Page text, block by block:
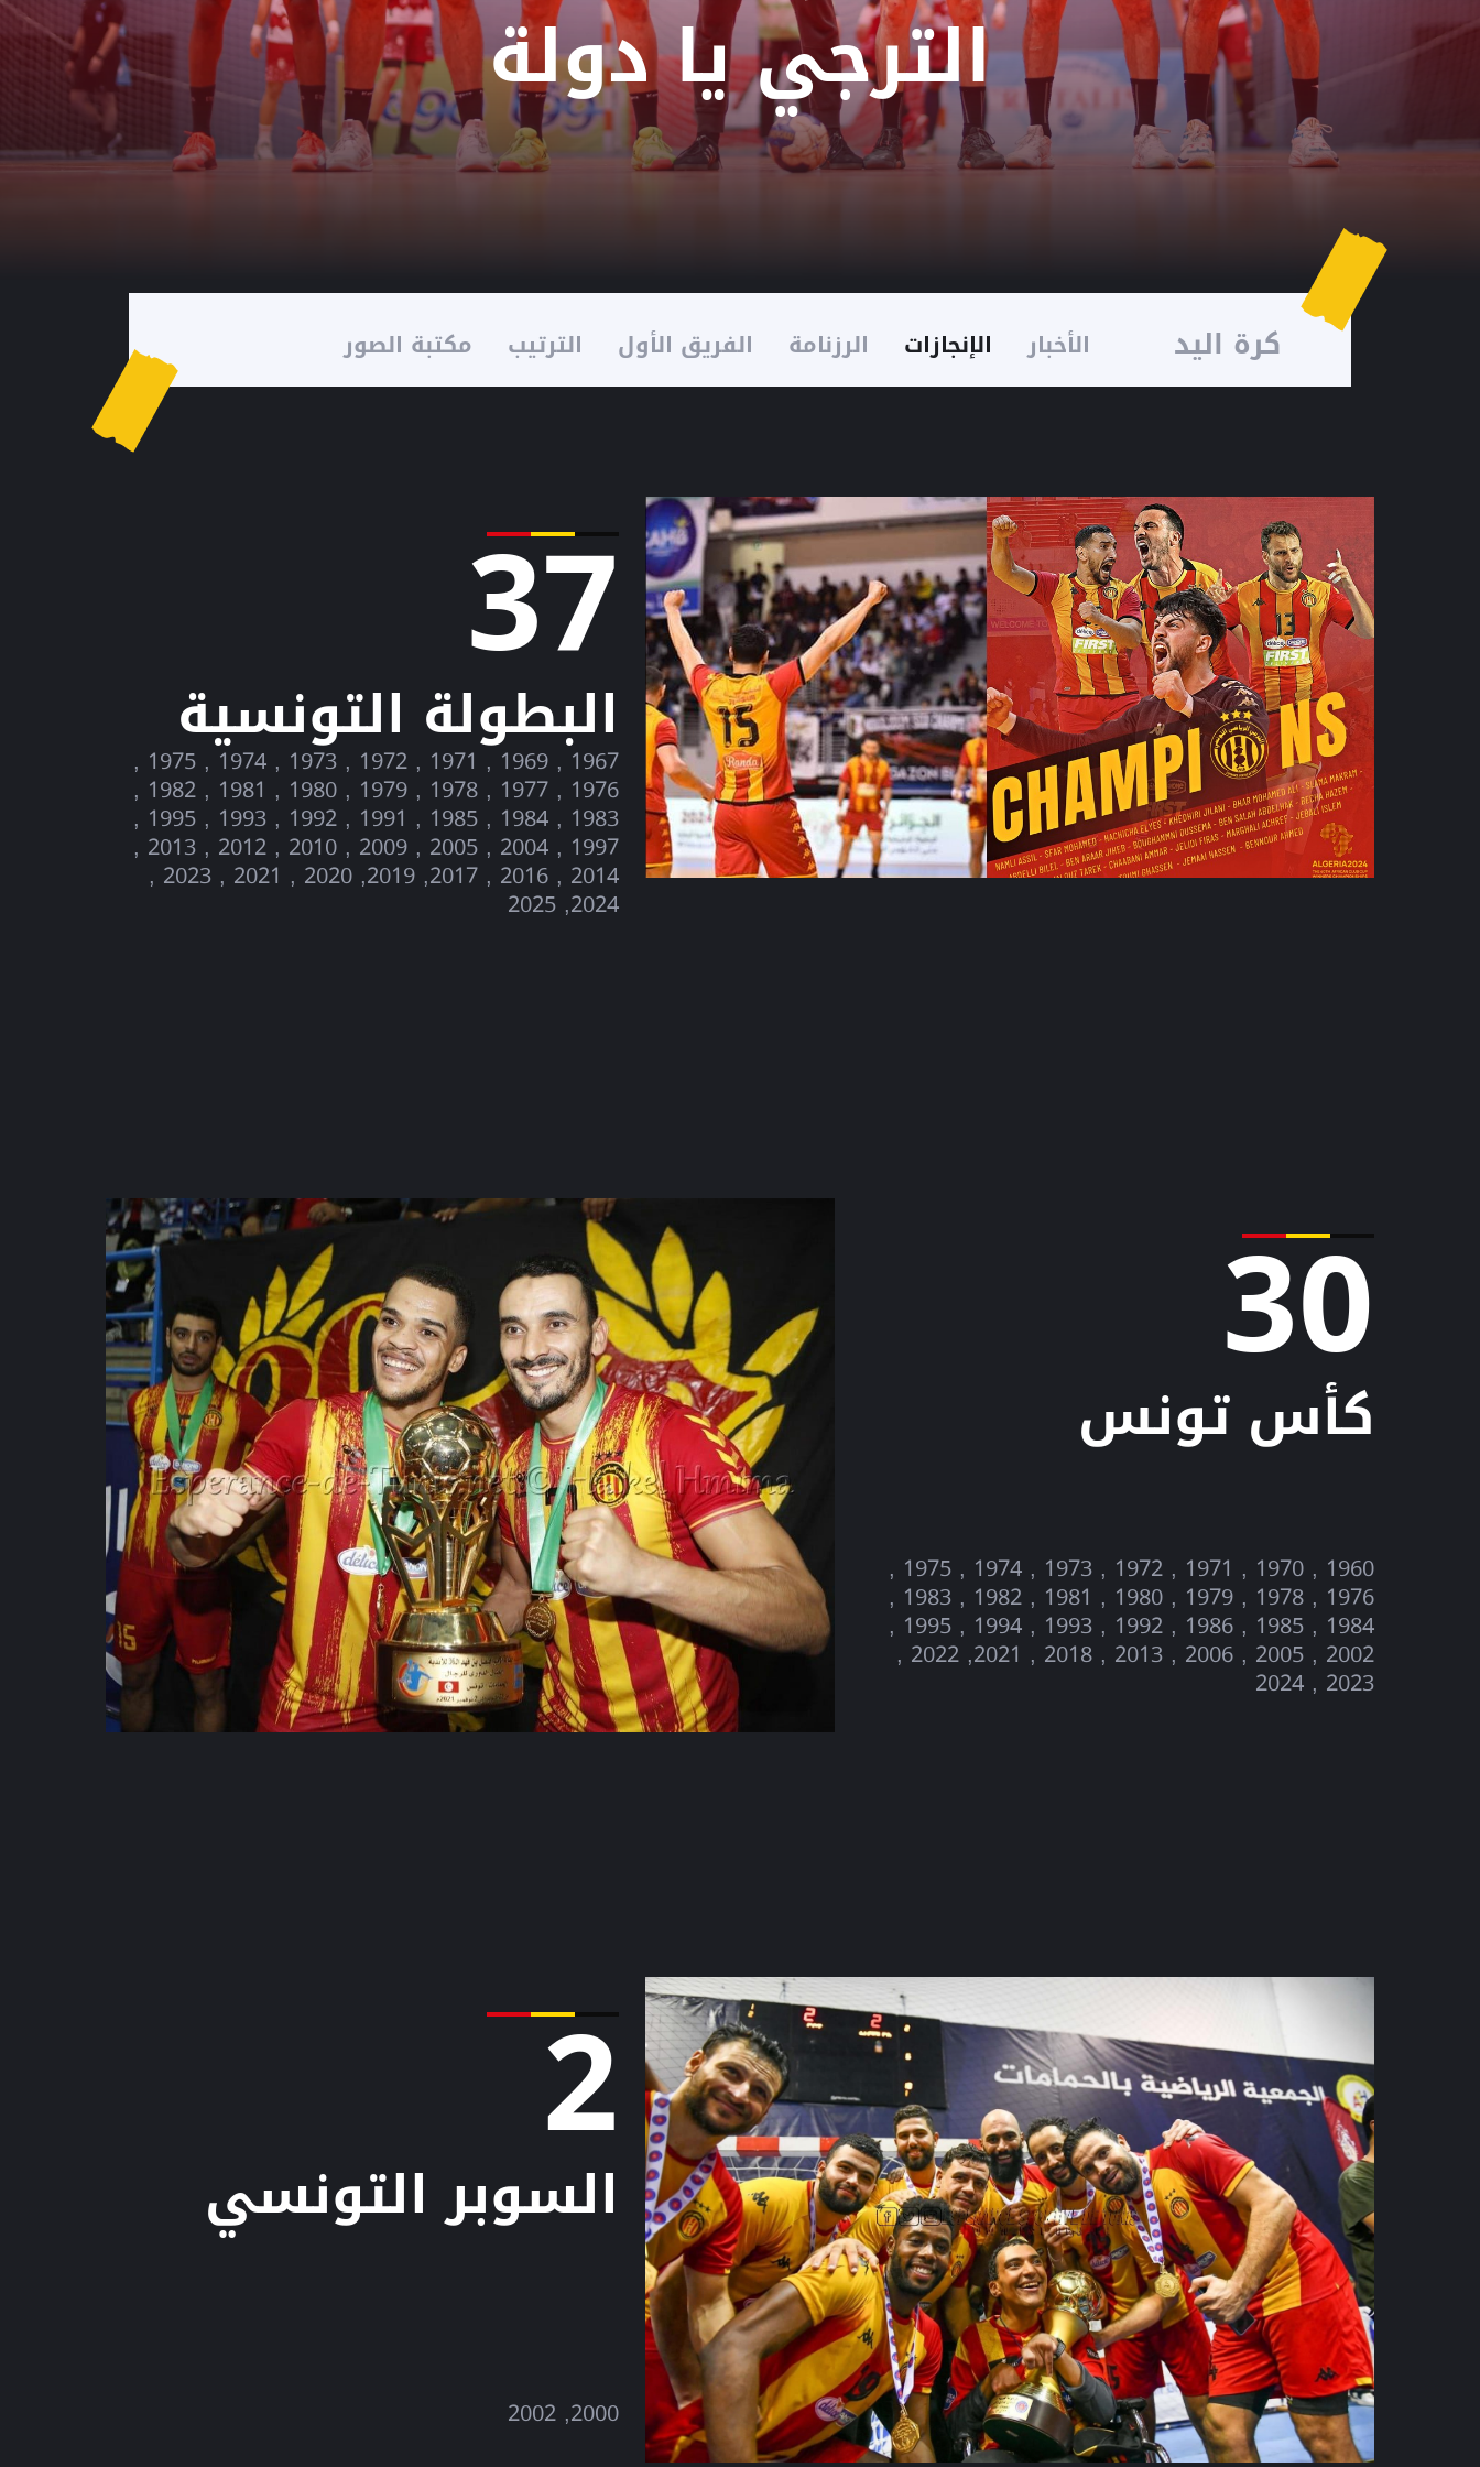
الترجي يا دولة
كرة اليد الأخبار الإنجازات الرزنامة الفريق الأول الترتيب مكتبة الصور
37
البطولة التونسية 1967 , 1969 , 1971 , 1972 , 1973 , 1974 , 1975 ,
1976 , 1977 , 1978 , 1979 , 1980 , 1981 , 1982 ,
1983 , 1984 , 1985 , 1991 , 1992 , 1993 , 1995 ,
1997 , 2004 , 2005 , 2009 , 2010 , 2012 , 2013 ,
2014 , 2016 , 2017, 2019, 2020 , 2021 , 2023 ,
2024, 2025
30
كأس تونس
1960 , 1970 , 1971 , 1972 , 1973 , 1974 , 1975 ,
1976 , 1978 , 1979 , 1980 , 1981 , 1982 , 1983 ,
1984 , 1985 , 1986 , 1992 , 1993 , 1994 , 1995 ,
2002 , 2005 , 2006 , 2013 , 2018 , 2021, 2022 ,
2023 , 2024
2
السوبر التونسي
2000, 2002